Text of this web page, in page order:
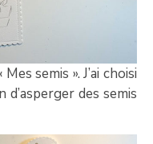
semis ». J’ai choisi
des semis